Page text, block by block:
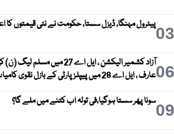
03پیٹرول مہنگا، ڈیزل سستا، حکومت نے نئی قیمتوں کا
06
آزاد کشمیر الیکشن ، ایل اے 27 میں مسلم
عارف ، ایل اے 28 میں پیپلز پارٹی کے بازل نقوی کامیاب
09سونا پھر سستا ہوگیا،فی تولہ اب کتنے میں ملے گا؟